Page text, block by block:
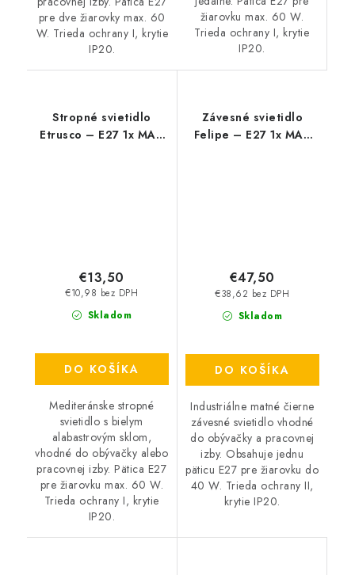
pre dve žiarovky max. 60
W. Trieda ochrany I, krytie
IP20.
žiarovku max. 60 W.
Trieda ochrany I, krytie
IP20.
Stropné svietidlo
Etrusco – E27 1x MAX
Skladom
€10,98 bez DPH
€13,50
DO KOŠÍKA
Mediteránske stropné
svietidlo s bielym
alabastrovým sklom,
vhodné do obývačky alebo
pracovnej izby. Pätica E27
pre žiarovku max. 60 W.
Trieda ochrany I, krytie
IP20.
Závesné svietidlo
Felipe – E27 1x MAX
Skladom
€38,62 bez DPH
€47,50
DO KOŠÍKA
Industriálne matné čierne
závesné svietidlo vhodné
do obývačky a pracovnej
izby. Obsahuje jednu
päticu E27 pre žiarovku do
40 W. Trieda ochrany II,
krytie IP20.